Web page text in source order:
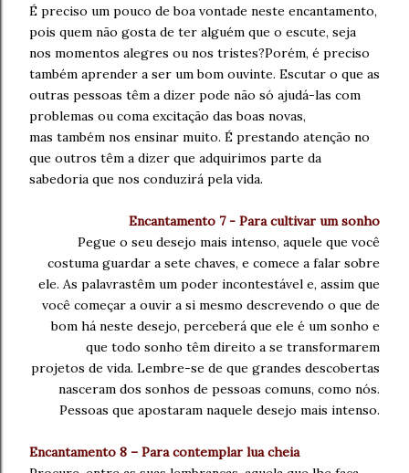
É preciso um pouco de boa vontade neste encantamento,
pois quem não gosta de ter alguém que o escute, seja
nos momentos alegres ou nos tristes?Porém, é preciso
também aprender a ser um bom ouvinte. Escutar o que as
outras pessoas têm a dizer pode não só ajudá-las com
problemas ou coma excitação das boas novas,
mas também nos ensinar muito. É prestando atenção no
que outros têm a dizer que adquirimos parte da
sabedoria que nos conduzirá pela vida.
Encantamento 7 - Para cultivar um sonho
Pegue o seu desejo mais intenso, aquele que você
costuma guardar a sete chaves, e comece a falar sobre
ele. As palavrastêm um poder incontestável e, assim que
você começar a ouvir a si mesmo descrevendo o que de
bom há neste desejo, perceberá que ele é um sonho e
que todo sonho têm direito a se transformarem
projetos de vida. Lembre-se de que grandes descobertas
nasceram dos sonhos de pessoas comuns, como nós.
Pessoas que apostaram naquele desejo mais intenso.
Encantamento 8 – Para contemplar lua cheia